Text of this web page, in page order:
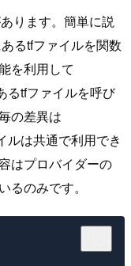
ります。簡単に説
るtfファイルを関数
を利用して
るtfファイルを呼び
の差異は
ルは共通で利用でき
はプロバイダーの
るのみです。